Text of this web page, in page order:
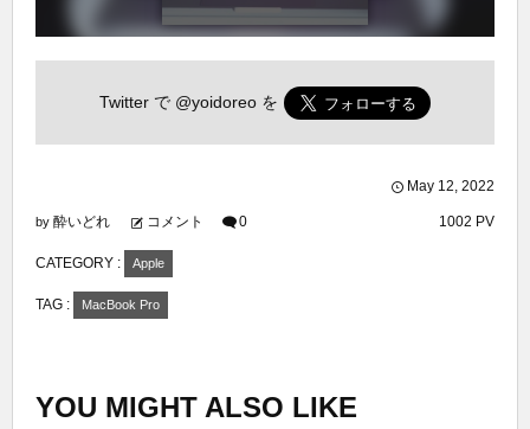
Twitter で @yoidoreo を
May 12, 2022
by 酔いどれ コメント 0 1002 PV
CATEGORY : Apple
TAG : MacBook Pro
YOU MIGHT ALSO LIKE